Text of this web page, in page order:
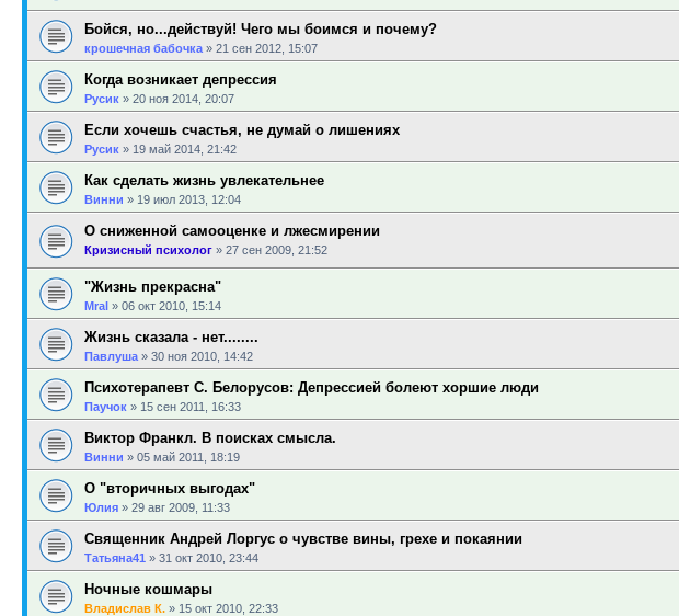
Бойся, но...действуй! Чего мы боимся и почему?
крошечная бабочка » 21 сен 2012, 15:07
Когда возникает депрессия
Русик » 20 ноя 2014, 20:07
Если хочешь счастья, не думай о лишениях
Русик » 19 май 2014, 21:42
Как сделать жизнь увлекательнее
Винни » 19 июл 2013, 12:04
О сниженной самооценке и лжесмирении
Кризисный психолог » 27 сен 2009, 21:52
"Жизнь прекрасна"
Mral » 06 окт 2010, 15:14
Жизнь сказала - нет........
Павлуша » 30 ноя 2010, 14:42
Психотерапевт С. Белорусов: Депрессией болеют хоршие люди
Паучок » 15 сен 2011, 16:33
Виктор Франкл. В поисках смысла.
Винни » 05 май 2011, 18:19
О "вторичных выгодах"
Юлия » 29 авг 2009, 11:33
Священник Андрей Лоргус о чувстве вины, грехе и покаянии
Татьяна41 » 31 окт 2010, 23:44
Ночные кошмары
Владислав К. » 15 окт 2010, 22:33